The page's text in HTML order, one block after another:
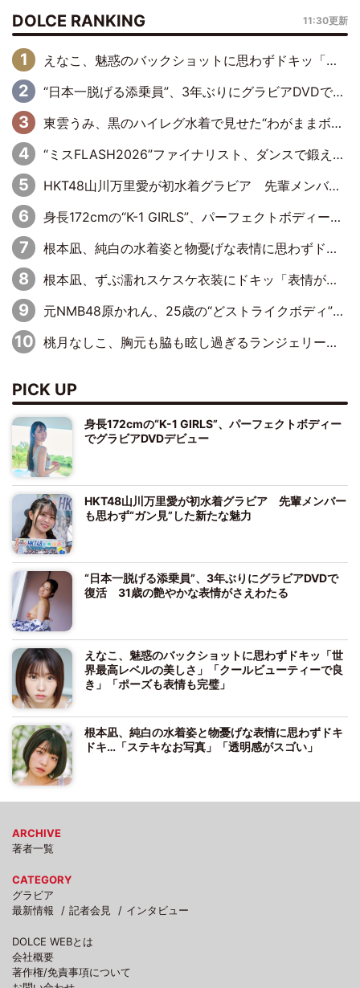
DOLCE RANKING 11:30更新
えなこ、魅惑のバックショットに思わずドキッ「世界最高レベルの美しさ」「クールビューティーで良き」「ポーズも表情も完璧」
“日本一脱げる添乗員”、3年ぶりにグラビアDVDで復活 31歳の艶やかな表情がさえわたる
東雲うみ、黒のハイレグ水着で見せた“わがままボディ”がたまらない「うみちゃんカワイイ」「全てがステキな女神さま」「魅力的です」
“ミスFLASH2026”ファイナリスト、ダンスで鍛え上げた健康的な美ボディー披露
HKT48山川万里愛が初水着グラビア 先輩メンバーも思わず“ガン見”した新たな魅力
身長172cmの“K-1 GIRLS”、パーフェクトボディーでグラビアDVDデビュー
根本凪、純白の水着姿と物憂げな表情に思わずドキドキ…「ステキなお写真」「透明感がスゴい」
根本凪、ずぶ濡れスケスケ衣装にドキッ「表情が良過ぎる」「ねもちゃんの眼差しにドキドキが止まらない」
元NMB48原かれん、25歳の“どストライクボディ”をバリで解禁 169cmモデル体形で挑む初の本格グラビア
桃月なしこ、胸元も脇も眩し過ぎるランジェリー＆ビキニ姿を披露「なしこたそ最強」「セクシーでゴージャスで大きなボリューム」
PICK UP
身長172cmの“K-1 GIRLS”、パーフェクトボディー
でグラビアDVDデビュー
HKT48山川万里愛が初水着グラビア 先輩メンバー
も思わず“ガン見”した新たな魅力
“日本一脱げる添乗員”、3年ぶりにグラビアDVDで
復活 31歳の艶やかな表情がさえわたる
えなこ、魅惑のバックショットに思わずドキッ「世
界最高レベルの美しさ」「クールビューティーで良
き」「ポーズも表情も完璧」
根本凪、純白の水着姿と物憂げな表情に思わずドキ
ドキ…「ステキなお写真」「透明感がスゴい」
ARCHIVE
著者一覧
CATEGORY
グラビア
最新情報
記者会見 インタビュー
DOLCE WEBとは
会社概要
著作権/免責事項について